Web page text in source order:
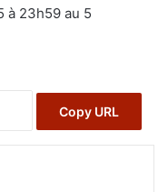
à 23h59 au 5
Copy URL